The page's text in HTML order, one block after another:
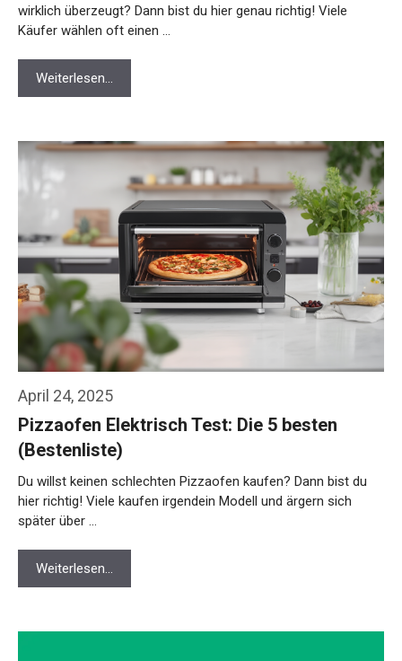
wirklich überzeugt? Dann bist du hier genau richtig! Viele
Käufer wählen oft einen …
Weiterlesen…
April 24, 2025
Pizzaofen Elektrisch Test: Die 5 besten
(Bestenliste)
Du willst keinen schlechten Pizzaofen kaufen? Dann bist du
hier richtig! Viele kaufen irgendein Modell und ärgern sich
später über …
Weiterlesen…